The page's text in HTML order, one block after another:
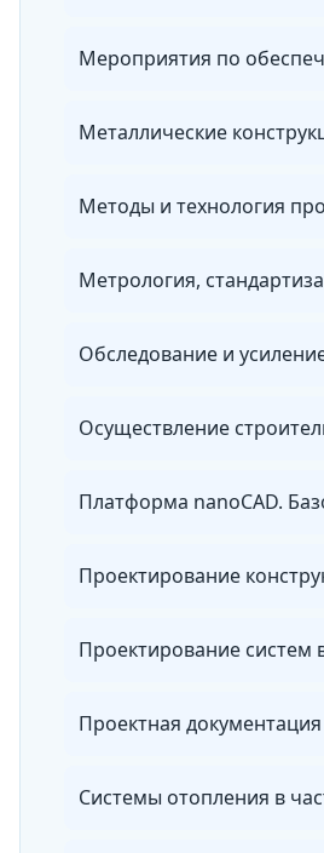
Металлические
Платформа nanoCAD.